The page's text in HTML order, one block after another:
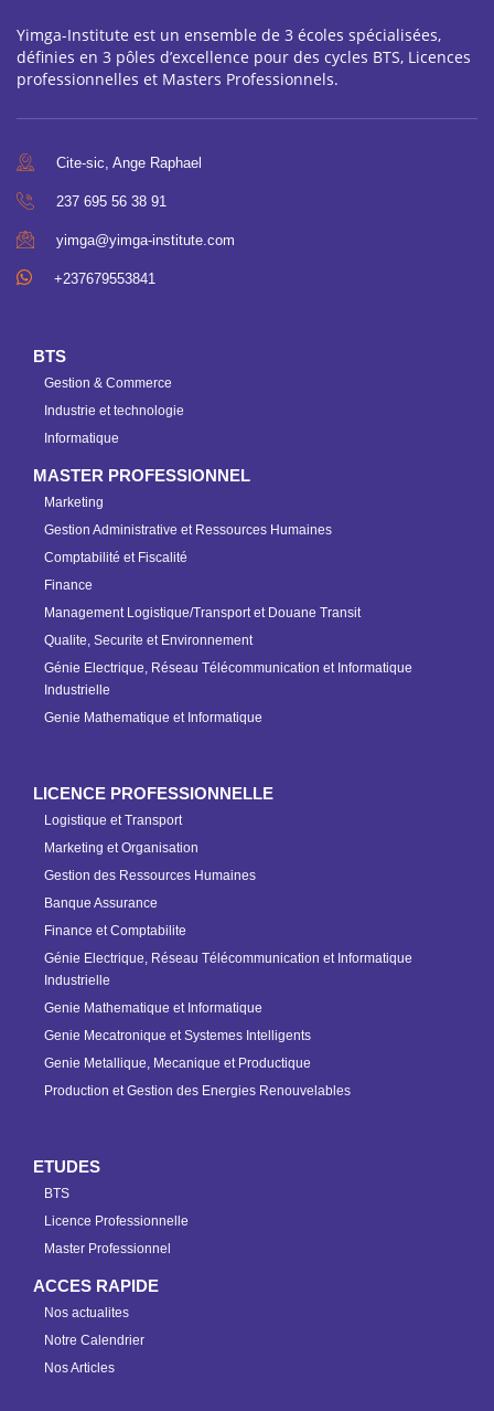
Yimga-Institute est un ensemble de 3 écoles spécialisées,
définies en 3 pôles d’excellence pour des cycles BTS, Licences
professionnelles et Masters Professionnels.
Cite-sic, Ange Raphael
237 695 56 38 91
yimga@yimga-institute.com
+237679553841
BTS
Gestion & Commerce
Industrie et technologie
Informatique
MASTER PROFESSIONNEL
Marketing
Gestion Administrative et Ressources Humaines
Comptabilité et Fiscalité
Finance
Management Logistique/Transport et Douane Transit
Qualite, Securite et Environnement
Génie Electrique, Réseau Télécommunication et Informatique
Industrielle
Genie Mathematique et Informatique
LICENCE PROFESSIONNELLE
Logistique et Transport
Marketing et Organisation
Gestion des Ressources Humaines
Banque Assurance
Finance et Comptabilite
Génie Electrique, Réseau Télécommunication et Informatique
Industrielle
Genie Mathematique et Informatique
Genie Mecatronique et Systemes Intelligents
Genie Metallique, Mecanique et Productique
Production et Gestion des Energies Renouvelables
ETUDES
BTS
Licence Professionnelle
Master Professionnel
ACCES RAPIDE
Nos actualites
Notre Calendrier
Nos Articles